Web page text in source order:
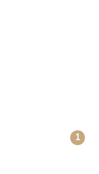
1